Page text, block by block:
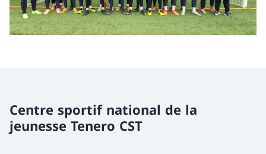
Centre sportif national de la
jeunesse Tenero CST